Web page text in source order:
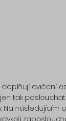
doplňují cvičení
tak
Na následujícím